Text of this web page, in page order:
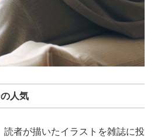
人気
読者が描いたイラストを雑誌に投